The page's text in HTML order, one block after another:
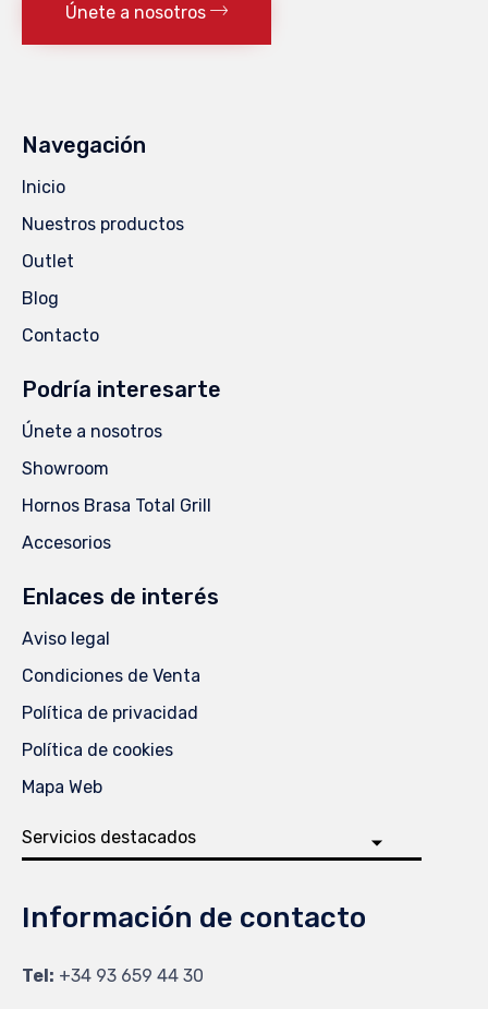
Únete a nosotros
Navegación
Inicio
Nuestros productos
Outlet
Blog
Contacto
Podría interesarte
Únete a nosotros
Showroom
Hornos Brasa Total Grill
Accesorios
Enlaces de interés
Aviso legal
Condiciones de Venta
Política de privacidad
Política de cookies
Mapa Web
Información de contacto
Tel: +34 93 659 44 30